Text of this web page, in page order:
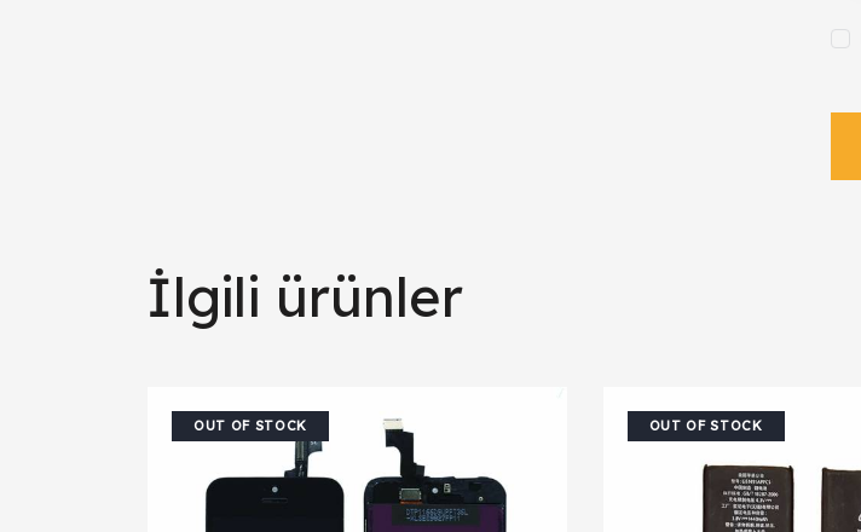
İlgili ürünler
OUT OF STOCK OUT OF STOCK